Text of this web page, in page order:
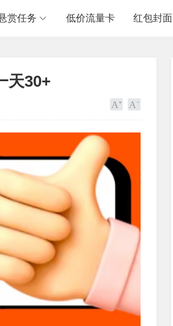
赏任务 低价流量卡 红包封面
天30+